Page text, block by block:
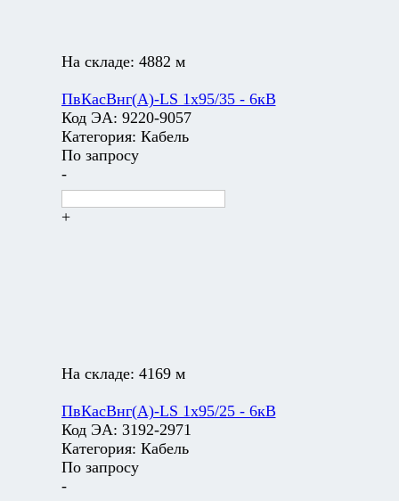
На складе: 4882 м
ПвКасВнг(А)-LS 1х95/35 - 6кВ
Код ЭА: 9220-9057
Категория: Кабель
По запросу
-
+
На складе: 4169 м
ПвКасВнг(А)-LS 1х95/25 - 6кВ
Код ЭА: 3192-2971
Категория: Кабель
По запросу
-